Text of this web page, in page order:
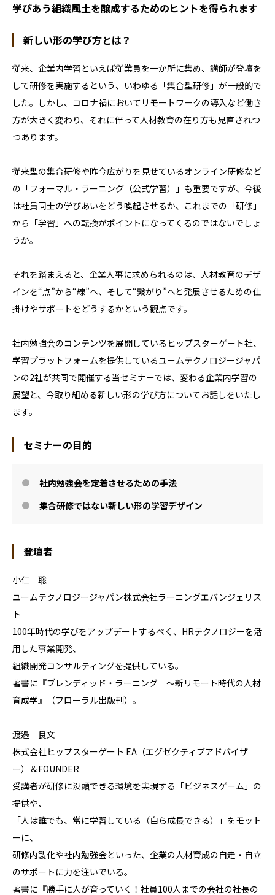
学びあう組織風土を醸成するためのヒントを得られます
新しい形の学び方とは？
従来、企業内学習といえば従業員を一か所に集め、講師が登壇を
して研修を実施するという、いわゆる「集合型研修」が一般的で
した。しかし、コロナ禍においてリモートワークの導入など働き
方が大きく変わり、それに伴って人材教育の在り方も見直されつ
つあります。
従来型の集合研修や昨今広がりを見せているオンライン研修など
の「フォーマル・ラーニング（公式学習）」も重要ですが、今後
は社員同士の学びあいをどう喚起させるか、これまでの「研修」
から「学習」への転換がポイントになってくるのではないでしょ
うか。
それを踏まえると、企業人事に求められるのは、人材教育のデザ
インを“点”から“線”へ、そして“繋がり”へと発展させるための仕
掛けやサポートをどうするかという観点です。
社内勉強会のコンテンツを展開しているヒップスターゲート社、
学習プラットフォームを提供しているユームテクノロジージャパ
ンの2社が共同で開催する当セミナーでは、変わる企業内学習の
展望と、今取り組める新しい形の学び方についてお話しをいたし
ます。
セミナーの目的
社内勉強会を定着させるための手法
集合研修ではない新しい形の学習デザイン
登壇者
小仁 聡
ユームテクノロジージャパン株式会社ラーニングエバンジェリス
ト
100年時代の学びをアップデートするべく、HRテクノロジーを活
用した事業開発、
組織開発コンサルティングを提供している。
著書に『ブレンディッド・ラーニング ～新リモート時代の人材
育成学』（フローラル出版刊）。
渡邉 良文
株式会社ヒップスターゲート EA（エグゼクティブアドバイザ
ー）＆FOUNDER
受講者が研修に没頭できる環境を実現する「ビジネスゲーム」の
提供や、
「人は誰でも、常に学習している（自ら成長できる）」をモット
ーに、
研修内製化や社内勉強会といった、企業の人材育成の自走・自立
のサポートに力を注いでいる。
著書に『勝手に人が育っていく！社員100人までの会社の社長の